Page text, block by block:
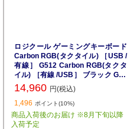
ロジクール ゲーミングキーボード
Carbon RGB(タクタイル) ［USB /
有線］ G512 Carbon RGB(タクタ
イル) ［有線 /USB］ ブラック G51
2r-TC
14,960 円(税込)
1,496 ポイント(10%)
商品入荷後のお届け ※8月下旬以降
入荷予定